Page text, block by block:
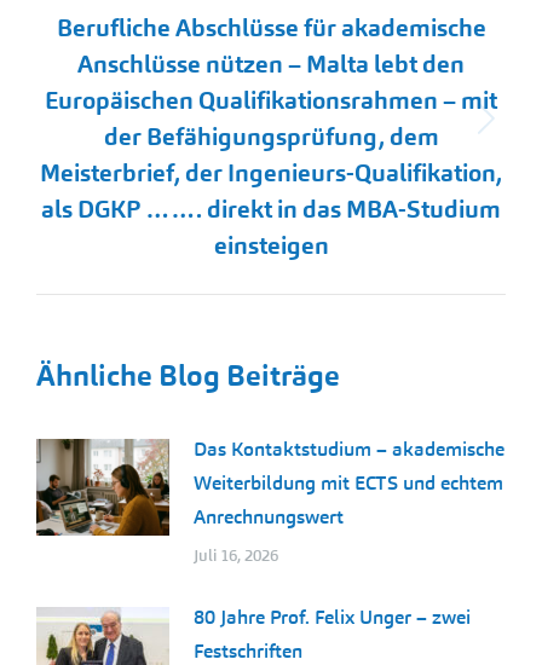
Nächster
Beitrag:
Berufliche Abschlüsse für akademische
Anschlüsse nützen – Malta lebt den
Europäischen Qualifikationsrahmen – mit
der Befähigungsprüfung, dem
Meisterbrief, der Ingenieurs-Qualifikation,
als DGKP ……. direkt in das MBA-Studium
einsteigen
Ähnliche Blog Beiträge
Das Kontaktstudium – akademische
Weiterbildung mit ECTS und echtem
Anrechnungswert
Juli 16, 2026
80 Jahre Prof. Felix Unger – zwei
Festschriften